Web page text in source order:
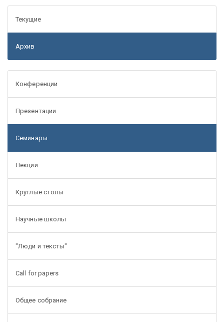
Текущие
Архив
Конференции
Презентации
Семинары
Лекции
Круглые столы
Научные школы
"Люди и тексты"
Call for papers
Общее собрание